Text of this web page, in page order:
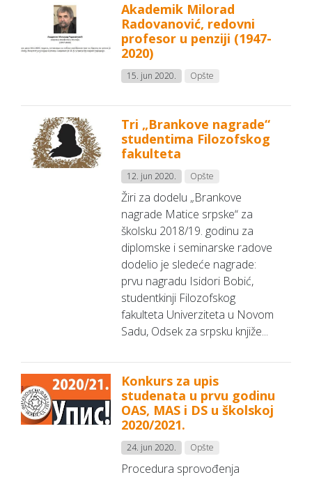
Akademik Milorad
Radovanović, redovni
profesor u penziji (1947-
2020)
15. jun 2020. Opšte
Tri „Brankove nagrade“
studentima Filozofskog
fakulteta
12. jun 2020. Opšte
Žiri za dodelu „Brankove
nagrade Matice srpske“ za
školsku 2018/19. godinu za
diplomske i seminarske radove
dodelio je sledeće nagrade:
prvu nagradu Isidori Bobić,
studentkinji Filozofskog
fakulteta Univerziteta u Novom
Sadu, Odsek za srpsku knjiže...
Konkurs za upis
studenata u prvu godinu
OAS, MAS i DS u školskoj
2020/2021.
24. jun 2020. Opšte
Procedura sprovođenja